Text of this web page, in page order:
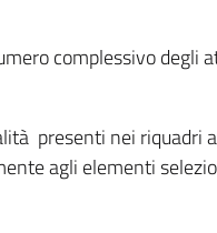
complessivo
presenti nei
agli elementi